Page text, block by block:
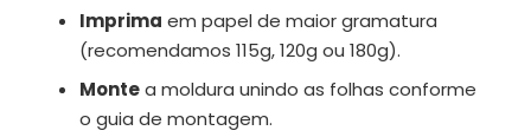
Imprima em papel de maior gramatura
(recomendamos 115g, 120g ou 180g).
Montea moldura unindo as folhas conforme
o guia de montagem.